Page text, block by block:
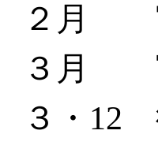
２月
３月
３・ 12